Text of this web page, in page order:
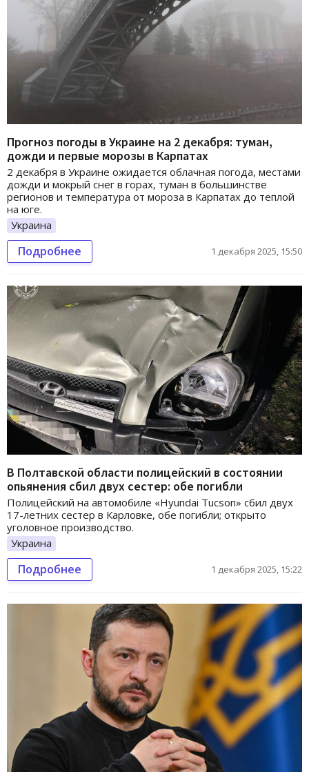
Прогноз погоды в Украине на 2 декабря: туман,
дожди и первые морозы в Карпатах
2 декабря в Украине ожидается облачная погода, местами
дожди и мокрый снег в горах, туман в большинстве
регионов и температура от мороза в Карпатах до теплой
на юге.
Украина
Подробнее 1 декабря 2025, 15:50
В Полтавской области полицейский в состоянии
опьянения сбил двух сестер: обе погибли
Полицейский на автомобиле «Hyundai Tucson» сбил двух
17-летних сестер в Карловке, обе погибли; открыто
уголовное производство.
Украина
Подробнее 1 декабря 2025, 15:22